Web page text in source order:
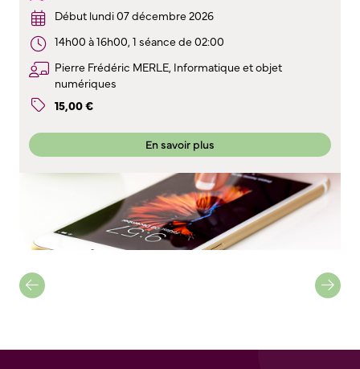
Début lundi 07 décembre 2026
14h00 à 16h00, 1 séance de 02:00
Pierre Frédéric MERLE, Informatique et objet
numériques
15,00€
En savoir plus